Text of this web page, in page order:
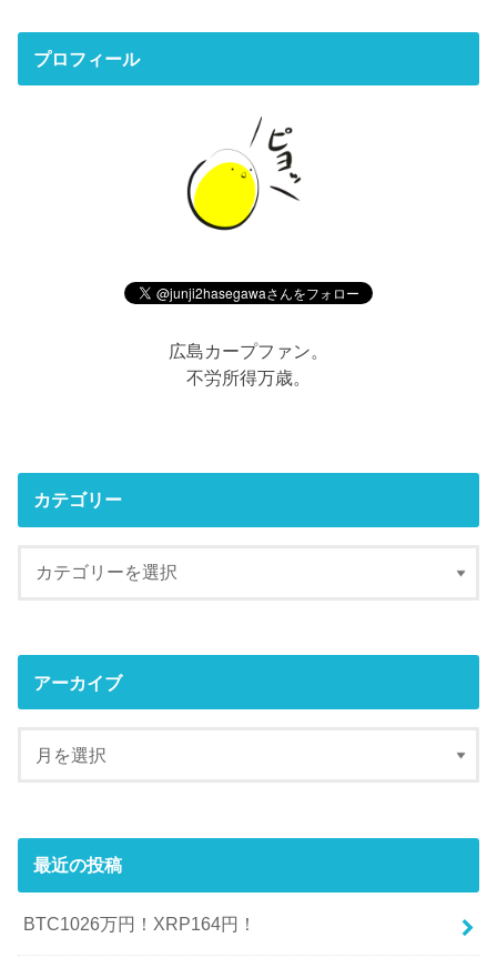
プロフィール
広島カープファン。
不労所得万歳。
カテゴリー
アーカイブ
最近の投稿
BTC1026万円！XRP164円！